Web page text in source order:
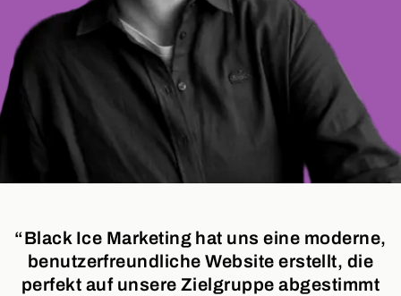
“Black Ice Marketing hat uns eine moderne,
benutzerfreundliche Website erstellt, die
perfekt auf unsere Zielgruppe abgestimmt